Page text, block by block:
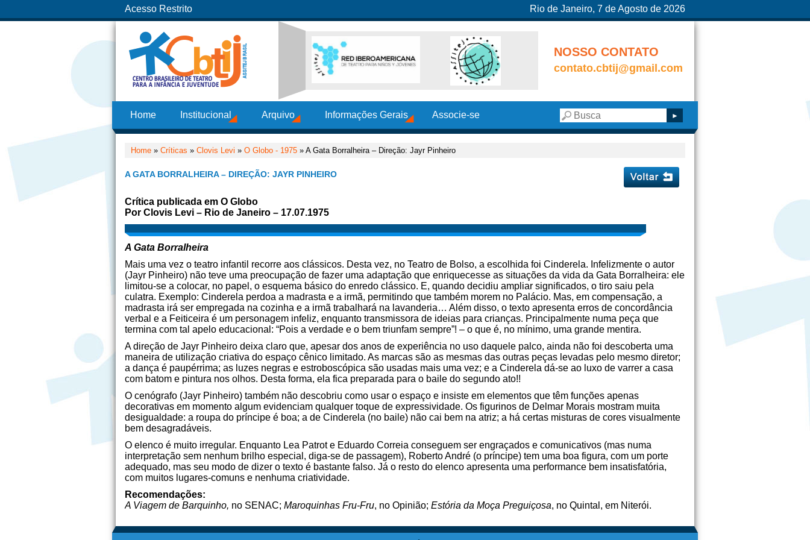
Acesso Restrito Rio de Janeiro, 7 de Agosto de 2026
NOSSO CONTATO
contato.cbtij@gmail.com
Home Institucional Arquivo Informações Gerais Associe-se
Home » Críticas » Clovis Levi » O Globo - 1975 » A Gata Borralheira – Direção: Jayr Pinheiro
A GATA BORRALHEIRA – DIREÇÃO: JAYR PINHEIRO
Crítica publicada em O Globo
Por Clovis Levi – Rio de Janeiro – 17.07.1975
A Gata Borralheira
Mais uma vez o teatro infantil recorre aos clássicos. Desta vez, no Teatro de Bolso, a escolhida foi Cinderela. Infelizmente o autor
(Jayr Pinheiro) não teve uma preocupação de fazer uma adaptação que enriquecesse as situações da vida da Gata Borralheira: ele
limitou-se a colocar, no papel, o esquema básico do enredo clássico. E, quando decidiu ampliar significados, o tiro saiu pela
culatra. Exemplo: Cinderela perdoa a madrasta e a irmã, permitindo que também morem no Palácio. Mas, em compensação, a
madrasta irá ser empregada na cozinha e a irmã trabalhará na lavanderia… Além disso, o texto apresenta erros de concordância
verbal e a Feiticeira é um personagem infeliz, enquanto transmissora de ideias para crianças. Principalmente numa peça que
termina com tal apelo educacional: “Pois a verdade e o bem triunfam sempre”! – o que é, no mínimo, uma grande mentira.
A direção de Jayr Pinheiro deixa claro que, apesar dos anos de experiência no uso daquele palco, ainda não foi descoberta uma
maneira de utilização criativa do espaço cênico limitado. As marcas são as mesmas das outras peças levadas pelo mesmo diretor;
a dança é paupérrima; as luzes negras e estroboscópica são usadas mais uma vez; e a Cinderela dá-se ao luxo de varrer a casa
com batom e pintura nos olhos. Desta forma, ela fica preparada para o baile do segundo ato!!
O cenógrafo (Jayr Pinheiro) também não descobriu como usar o espaço e insiste em elementos que têm funções apenas
decorativas em momento algum evidenciam qualquer toque de expressividade. Os figurinos de Delmar Morais mostram muita
desigualdade: a roupa do príncipe é boa; a de Cinderela (no baile) não cai bem na atriz; a há certas misturas de cores visualmente
bem desagradáveis.
O elenco é muito irregular. Enquanto Lea Patrot e Eduardo Correia conseguem ser engraçados e comunicativos (mas numa
interpretação sem nenhum brilho especial, diga-se de passagem), Roberto André (o príncipe) tem uma boa figura, com um porte
adequado, mas seu modo de dizer o texto é bastante falso. Já o resto do elenco apresenta uma performance bem insatisfatória,
com muitos lugares-comuns e nenhuma criatividade.
Recomendações:
A Viagem de Barquinho, no SENAC; Maroquinhas Fru-Fru, no Opinião; Estória da Moça Preguiçosa, no Quintal, em Niterói.